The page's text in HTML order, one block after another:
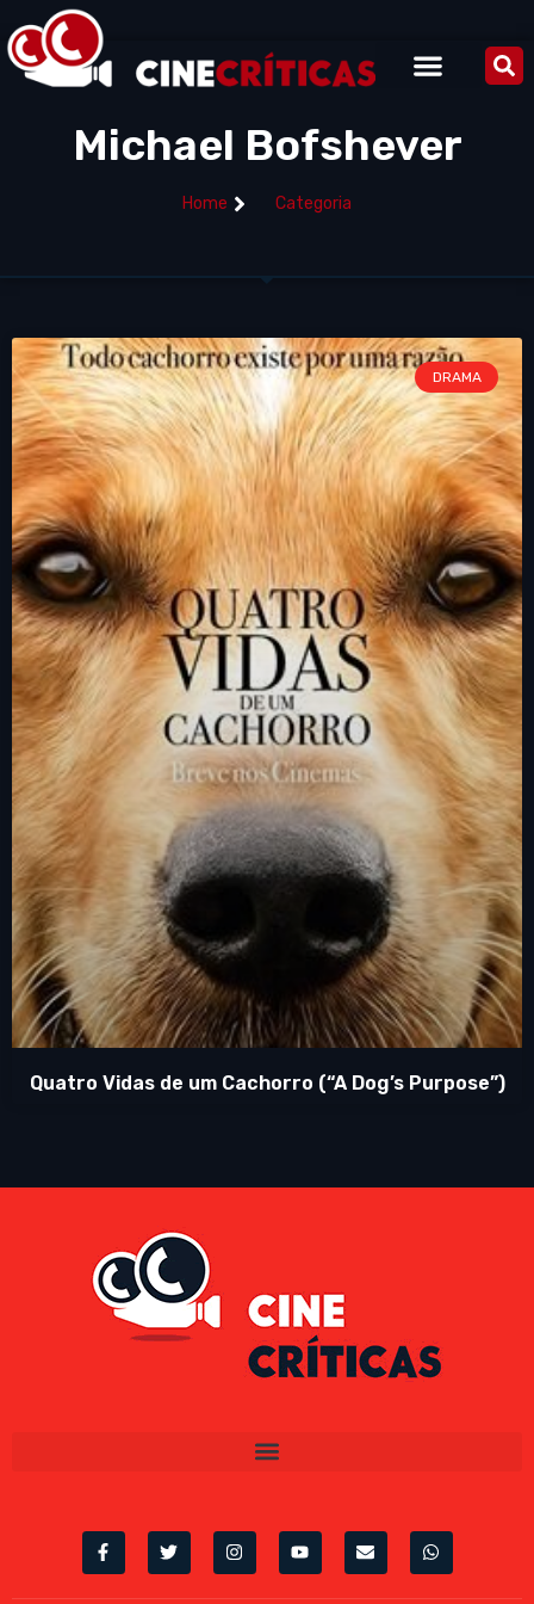
Michael Bofshever
Home Categoria
DRAMA
Quatro Vidas de um Cachorro (“A Dog’s Purpose”)